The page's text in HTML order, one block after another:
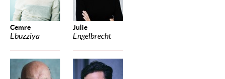
Cemre
Ebuzziya
Julie
Engelbrecht